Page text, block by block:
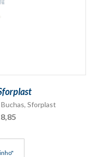
Buchas, Sforplast
preço: